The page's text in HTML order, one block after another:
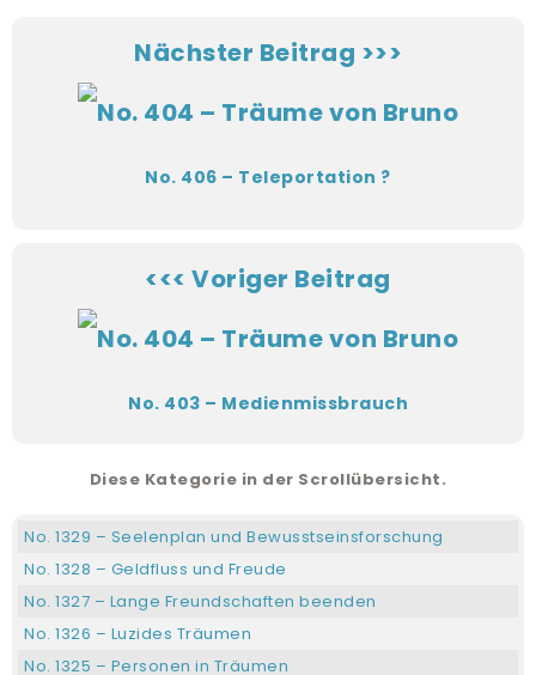
Nächster Beitrag >>>
No. 406 – Teleportation ?
<<< Voriger Beitrag
No. 403 – Medienmissbrauch
Diese Kategorie in der Scrollübersicht.
No. 1329 – Seelenplan und Bewusstseinsforschung
No. 1328 – Geldfluss und Freude
No. 1327 – Lange Freundschaften beenden
No. 1326 – Luzides Träumen
No. 1325 – Personen in Träumen